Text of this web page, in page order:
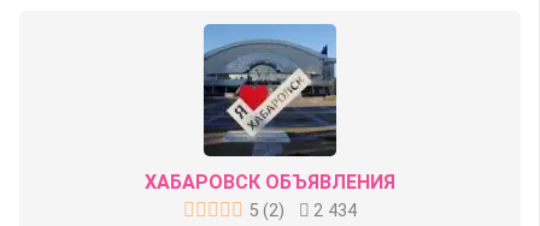
ХАБАРОВСК ОБЪЯВЛЕНИЯ
5 (2)
2 434